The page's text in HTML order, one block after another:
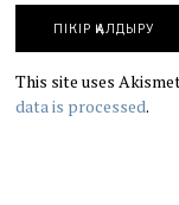
This site uses
data is processed.